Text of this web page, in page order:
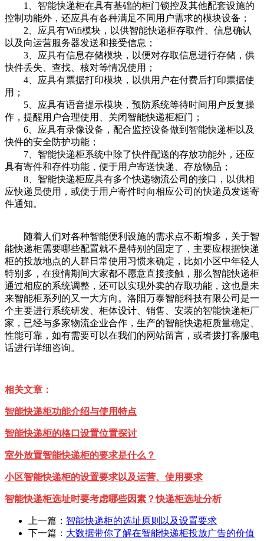
1、智能快递柜在具有基础的柜门锁控及其他配套设施的
控制功能外，还应具有各种满足不同用户需求的模块设备；
2、应具有Wifi模块，以供智能快递柜存取件、信息确认
以及向运营服务器发送和接受信息；
3、应具有信息存储模块，以便对存取信息进行存储，供
快件丢失、查找、核对等情况使用；
4、应具有票据打印模块，以供用户在付费后打印票据使
用；
5、应具有语音提示模块，预防系统等待时间用户反复操
作，提醒用户合理使用、关闭智能快递柜柜门；
6、应具有录像设备，配合监控设备做到智能快递柜以及
快件的安全防护功能；
7、智能快递柜系统中除了快件配送的存放功能外，还应
具有寄件和存件功能，便于用户寄送快递、存放物品；
8、智能快递柜应具有多个快递物流公司的接口，以供相
应快递员使用，或便于用户寄件时向相应公司的快递员发送寄
件通知。
随着人们对各种智能便利设施的需求点不断增多，关于智
能快递柜需要哪些配置就不是特别的固定了，主要应根据快递
柜的投放地点的人群日常使用习惯来确定，比如小区中年轻人
特别多，在疫情期间大家都不愿意直接接触，那么智能快递柜
通过相应的系统调整，还可以实现外卖的存取功能，这也是未
来智能柜系列的又一大方向。洛阳万泰智能科技有限公司是一
个主要进行系统研发、柜体设计、销售、安装的智能快递柜厂
家，已经与多家物流企业合作，生产的智能快递柜质量稳定、
性能可靠，如有需要可以在我们的网站留言，或者拨打客服电
话进行详细咨询。
相关文章：
智能快递柜功能介绍与使用特点
智能快递柜的格口设置位置探讨
室外放置智能快递柜的要求是什么？
小区智能快递柜的设置要求以及运营、使用要求
智能快递柜选址时要考虑哪些因素？快递柜选址分析
上一篇： 智能快递柜的选址原则以及设置要求
下一篇： 大数据带你了解在智能快递柜投放广告的价值